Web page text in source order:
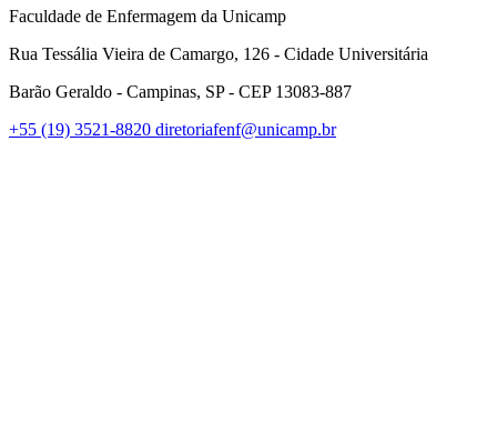
Faculdade de Enfermagem da Unicamp
Rua Tessália Vieira de Camargo, 126 - Cidade Universitária
Barão Geraldo - Campinas, SP - CEP 13083-887
+55 (19) 3521-8820 diretoriafenf@unicamp.br